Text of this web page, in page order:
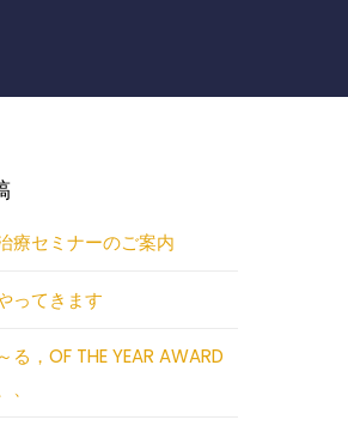
療セミナーのご案内
ってきます
る，OF THE YEAR AWARD